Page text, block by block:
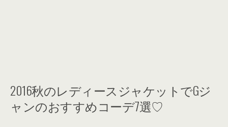
2016秋のレディースジャケットでGジ
ャンのおすすめコーデ7選♡